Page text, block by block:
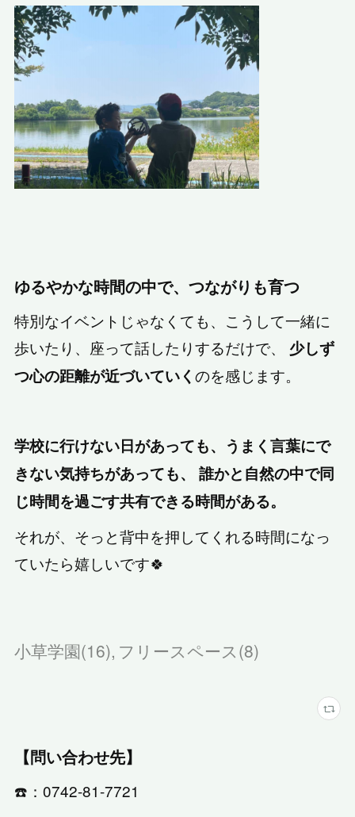
ゆるやかな時間の中で、つながりも育つ
特別なイベントじゃなくても、こうして一緒に
歩いたり、座って話したりするだけで、
少しず
つ心の距離が近づいていくのを感じます。
学校に行けない日があっても、うまく言葉にで
きない気持ちがあっても、 誰かと自然の中で同
じ時間を過ごす共有できる時間がある。
それが、そっと背中を押してくれる時間になっ
ていたら嬉しいです🍀
小草学園(16) フリースペース(8)
【問い合わせ先】
☎️：0742-81-7721